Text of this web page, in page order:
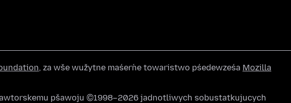
, za wše wužytne maśeŕne towaristwo pśedewześa Mozilla
pšawoju ©1998–2026 jadnotliwych sobustatkujucych